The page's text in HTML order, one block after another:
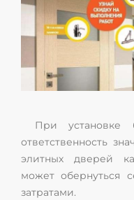
При установке
ответственность
элитных дверей
может обернуться
затратами.